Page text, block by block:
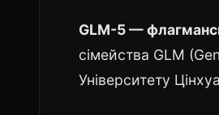
GLM-5 —
сімейства GLM
Університету